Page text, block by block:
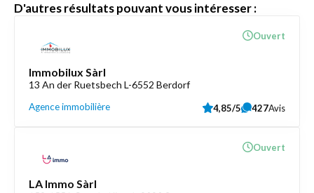
D'autres résultats pouvant vous intéresser :
Immobilux Sàrl
13 An der Ruetsbech L-6552 Berdorf
Agence immobilière
Ouvert
4,85/5 427Avis
LA Immo Sàrl
Ouvert